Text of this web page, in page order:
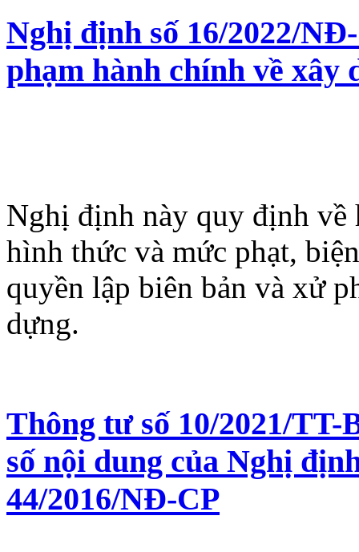
Nghị định số 16/2022/
phạm hành chính về xây
Nghị định này quy định về
hình thức và mức phạt,
quyền lập biên bản và xử
dựng.
Thông tư số 10/2021/
số nội dung của Nghị
44/2016/NĐ-CP